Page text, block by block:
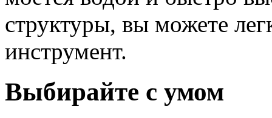
структуры, вы можете
инструмент.
Выбирайте с умом